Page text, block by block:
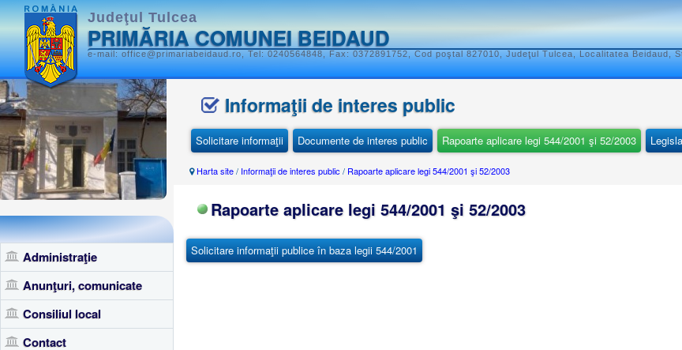
Judeţul Tulcea
PRIMĂRIA COMUNEI BEIDAUD
e-mail: office@primariabeidaud.ro, Tel: 0240564848, Fax: 0372891752, Cod poştal 827010, Judeţul Tulcea, Localitatea Beidaud,
Administraţie
Anunţuri, comunicate
Consiliul local
Contact
Informaţii de interes public
Solicitare informaţii Documente de interes public Rapoarte aplicare legi 544/2001 şi 52/2003
Harta site/ Informaţii de interes public / Rapoarte aplicare legi 544/2001 şi 52/2003
Rapoarte aplicare legi 544/2001 şi 52/2003
Solicitare informaţii publice în baza legii 544/2001